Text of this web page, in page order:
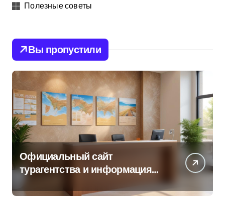
Полезные советы
Вы пропустили
Официальный сайт
турагентства и информация